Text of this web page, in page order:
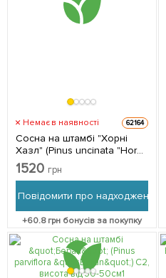
Немає в наявності 62164
Сосна на штамбі "Хорні
Хазл" (Pinus uncinata "Horni
Hazle") С2, висота від 30-
50см 1 саджанець в
1520 грн
Повідомити про надходження
+60.8грн бонусів за покупку